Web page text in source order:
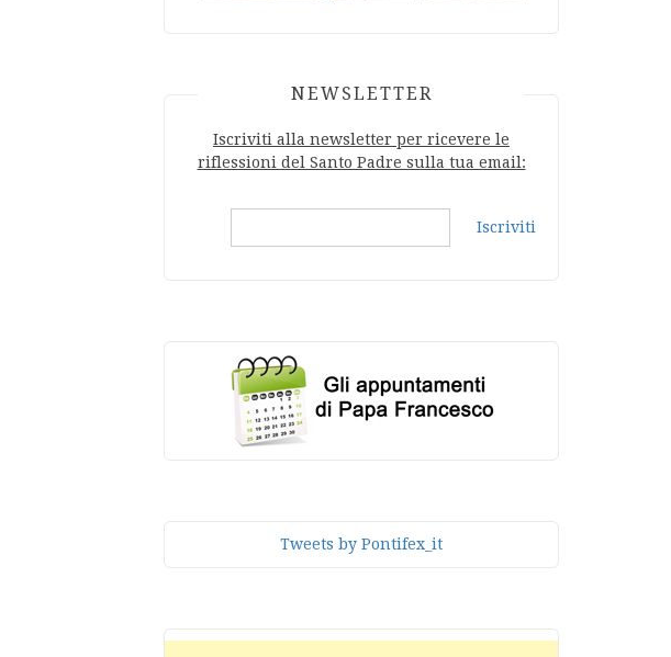
NEWSLETTER
Iscriviti alla newsletter per ricevere le
riflessioni del Santo Padre sulla tua email:
Iscriviti
Tweets by Pontifex_it